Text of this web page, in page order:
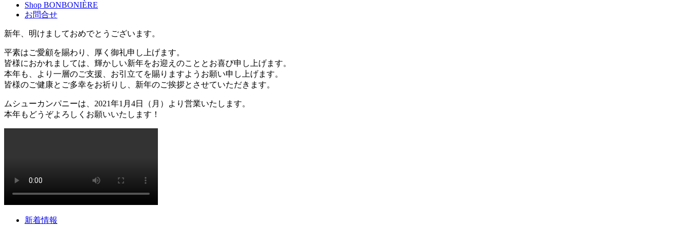
Shop BONBONIÈRE
お問合せ
新年、明けましておめでとうございます。
平素はご愛顧を賜わり、厚く御礼申し上げます。
皆様におかれましては、輝かしい新年をお迎えのこととお喜び申し上げます。
本年も、より一層のご支援、お引立てを賜りますようお願い申し上げます。
皆様のご健康とご多幸をお祈りし、新年のご挨拶とさせていただきます。
ムシューカンパニーは、2021年1月4日（月）より営業いたします。
本年もどうぞよろしくお願いいたします！
新着情報